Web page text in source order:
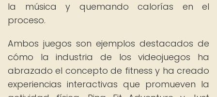
la música y quemando calorías en el
proceso.
Ambos juegos son ejemplos destacados de
cómo la industria de los videojuegos ha
abrazado el concepto de fitness y ha creado
experiencias interactivas que promueven la